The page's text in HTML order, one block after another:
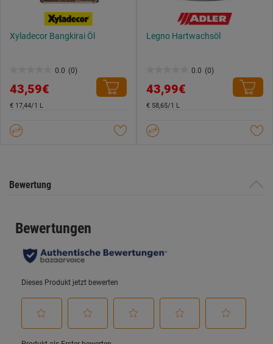
Xyladecor Bangkirai Öl
0.0 (0)
von
5
43,59€
€ 17,44/1 L
Legno Hartwachsöl
0.0 (0)
von
5
43,99€
€ 58,65/1 L
Bewertung